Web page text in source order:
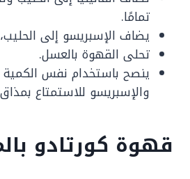
تمامًا.
يضاف الإسبريسو إلى
تحلى القهوة بالعسل.
ينصح باستخدام نفس الكمية
والإسبريسو للاستمتاع
قهوة كورتادو